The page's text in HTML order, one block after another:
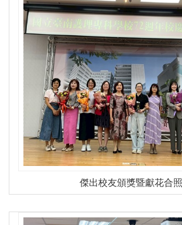
傑出校友頒獎暨獻花合照